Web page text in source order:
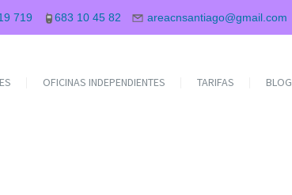
719 683 10 45 82 areacnsantiago@gmail.com
OFICINAS INDEPENDIENTES TARIFAS BLOG